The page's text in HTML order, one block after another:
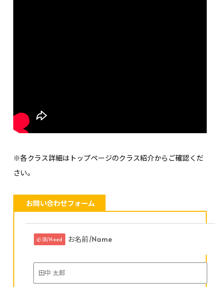
※各クラス詳細はトップページのクラス紹介からご確認くだ
さい。
お問い合わせフォーム
必須/Need お名前/Name